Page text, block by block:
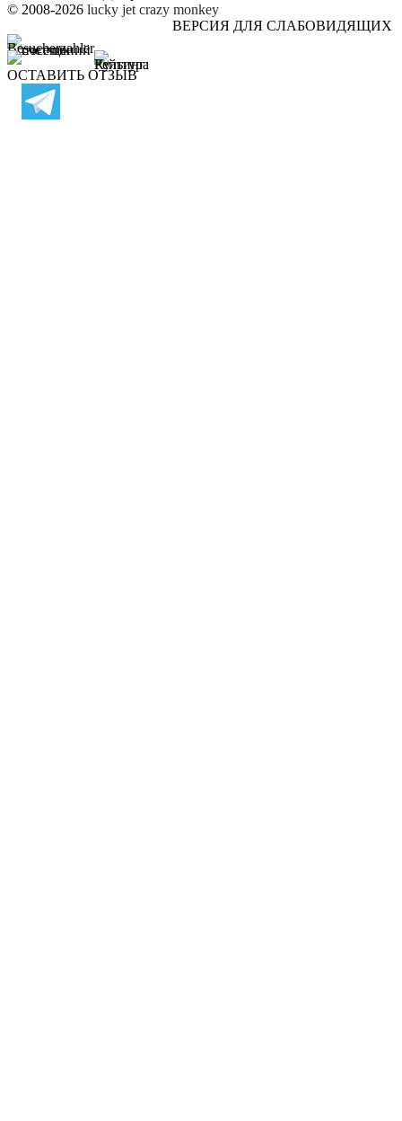
© 2008-2026 lucky jet crazy monkey
ВЕРСИЯ ДЛЯ СЛАБОВИДЯЩИХ
ОСТАВИТЬ ОТЗЫВ